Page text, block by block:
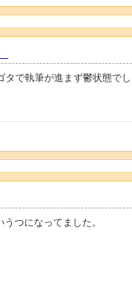
で執筆が進まず鬱状態で
つになってました。